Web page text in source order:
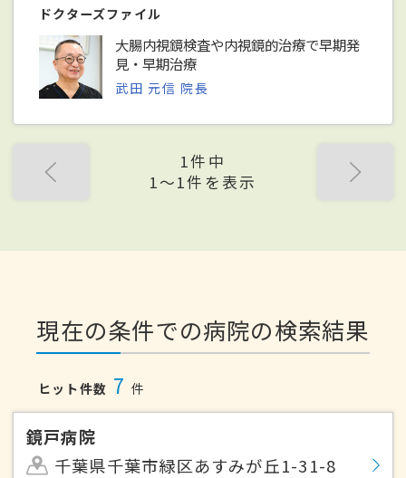
ドクターズファイル
大腸内視鏡検査や内視鏡的治療で早期発
見・早期治療
武田 元信 院長
1件中
1〜1件を表示
現在の条件での病院の検索結果
ヒット件数 7 件
鏡戸病院
千葉県千葉市緑区あすみが丘1-31-8